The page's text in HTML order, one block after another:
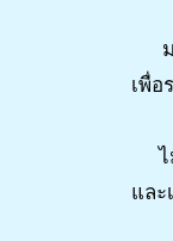
เพื่อ
และ